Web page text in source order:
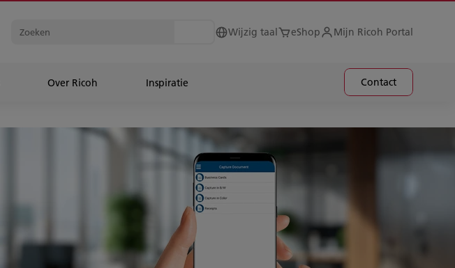
Wijzig taal eShop Mijn Ricoh Portal
Over Ricoh Inspiratie Contact